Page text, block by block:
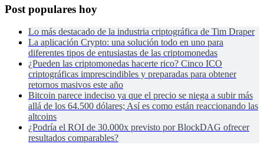
Post populares hoy
Lo más destacado de la industria criptográfica de Tim Draper
La aplicación Crypto: una solución todo en uno para
diferentes tipos de entusiastas de las criptomonedas
¿Pueden las criptomonedas hacerte rico? Cinco ICO
criptográficas imprescindibles y preparadas para obtener
retornos masivos este año
Bitcoin parece indeciso ya que el precio se niega a subir más
allá de los 64.500 dólares; Así es como están reaccionando las
altcoins
¿Podría el ROI de 30.000x previsto por BlockDAG ofrecer
resultados comparables?